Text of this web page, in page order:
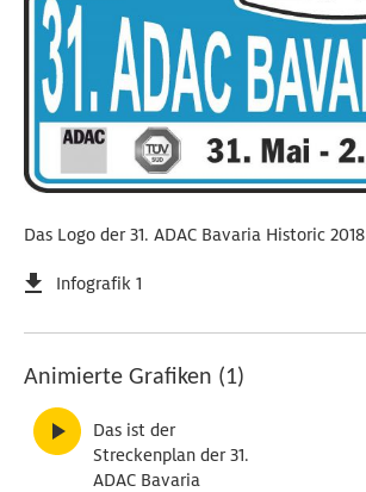
Das Logo der 31. ADAC Bavaria Historic 2018
Infografik 1
Animierte Grafiken (1)
Das ist der
Streckenplan der 31.
ADAC Bavaria